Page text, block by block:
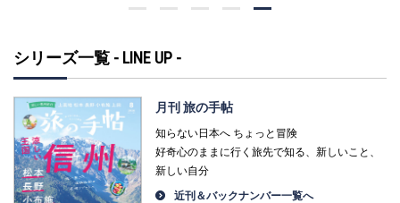
シリーズ一覧 - LINE UP -
月刊 旅の手帖
知らない日本へ ちょっと冒険
好奇心のままに行く旅先で知る、新しいこと、
新しい自分
近刊＆バックナンバー一覧へ